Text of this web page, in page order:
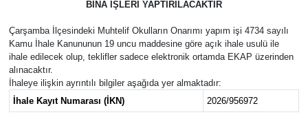
BİNA İŞLERİ YAPTIRILACAKTIR
Çarşamba İlçesindeki Muhtelif Okulların Onarımı yapım işi 4734 sayılı
Kamu İhale Kanununun 19 uncu maddesine göre açık ihale usulü ile
ihale edilecek olup, teklifler sadece elektronik ortamda EKAP üzerinden
alınacaktır.
İhaleye ilişkin ayrıntılı bilgiler aşağıda yer almaktadır:
İhale Kayıt Numarası (İKN)
2026/956972
Tüm Manşetler
Son Dakika Haberleri
Haber Arşivi